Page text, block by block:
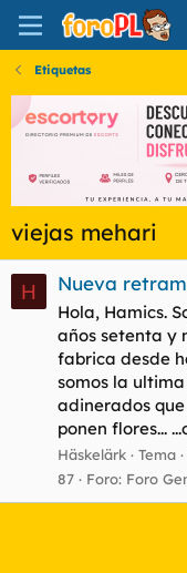
Etiquetas
viejas mehari
H Nueva
Hola, Hamics.
años setenta y
fabrica desde
somos la
adinerados
ponen flores...
Häskelärk Tema
87
Foro: Foro